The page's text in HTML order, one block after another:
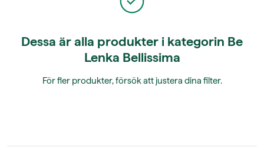
Dessa är alla produkter i kategorin Be
Lenka Bellissima
För fler produkter, försök att justera dina filter.